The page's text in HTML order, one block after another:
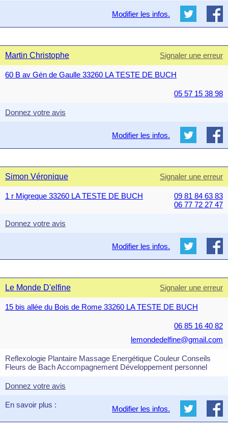
Modifier les infos.
Martin Christophe Signaler une erreur
60 B av Gén de Gaulle 33260 LA TESTE DE BUCH
05 57 15 38 98
Donnez votre avis
Modifier les infos.
Simon Véronique Signaler une erreur
1 r Migreque 33260 LA TESTE DE BUCH
09 81 84 63 83
06 77 72 27 47
Donnez votre avis
Modifier les infos.
Le Monde D'elfine Signaler une erreur
15 bis allée du Bois de Rome 33260 LA TESTE DE BUCH
06 85 16 40 82
lemondedelfine@gmail.com
Reflexologie Plantaire Massage Energétique Couleur Conseils
Fleurs de Bach Accompagnement Développement personnel
Donnez votre avis
En savoir plus : Modifier les infos.